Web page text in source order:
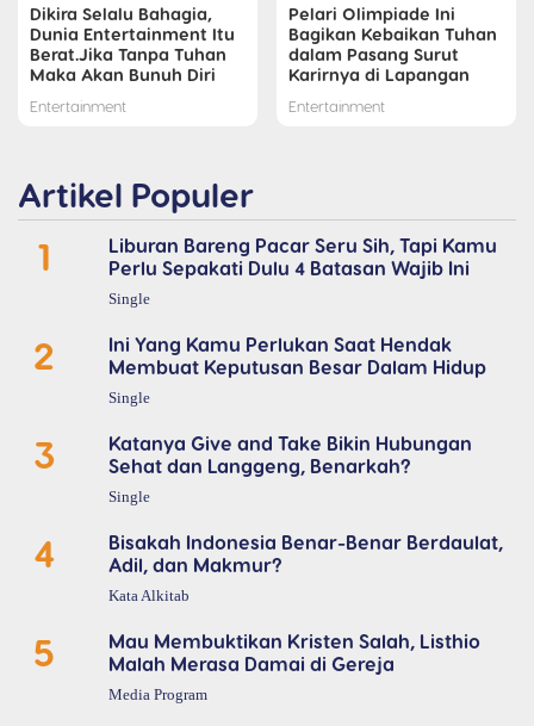
Dikira Selalu Bahagia,
Dunia Entertainment Itu
Berat.Jika Tanpa Tuhan
Maka Akan Bunuh Diri
Entertainment
Pelari Olimpiade Ini
Bagikan Kebaikan Tuhan
dalam Pasang Surut
Karirnya di Lapangan
Entertainment
Artikel Populer
1
Liburan Bareng Pacar Seru Sih, Tapi Kamu
Perlu Sepakati Dulu 4 Batasan Wajib Ini
Single
2
Ini Yang Kamu Perlukan Saat Hendak
Membuat Keputusan Besar Dalam Hidup
Single
3
Katanya Give and Take Bikin Hubungan
Sehat dan Langgeng, Benarkah?
Single
4
Bisakah Indonesia Benar-Benar Berdaulat,
Adil, dan Makmur?
Kata Alkitab
5
Mau Membuktikan Kristen Salah, Listhio
Malah Merasa Damai di Gereja
Media Program